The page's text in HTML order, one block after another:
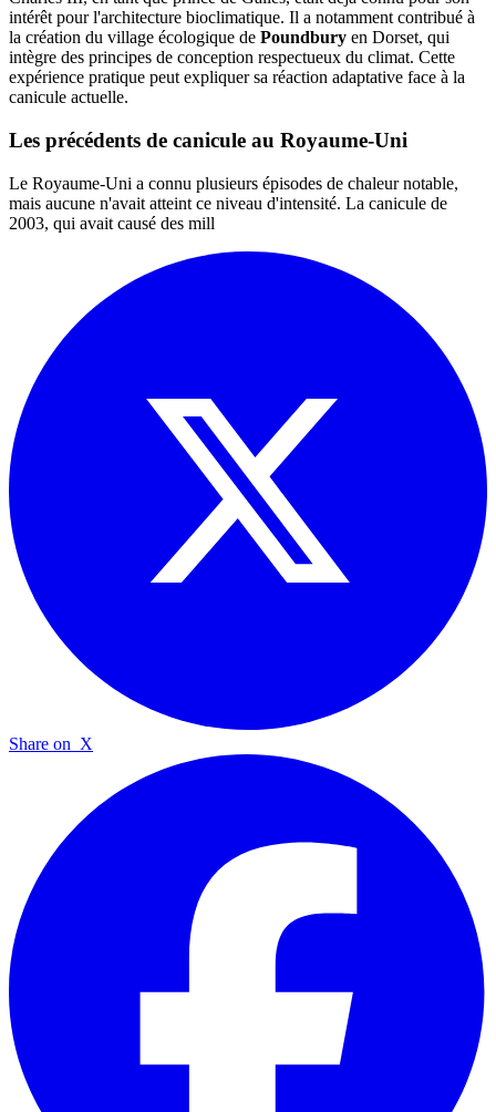
intérêt pour l'architecture bioclimatique. Il a notamment contribué à
la création du village écologique de Poundbury en Dorset, qui
intègre des principes de conception respectueux du climat. Cette
expérience pratique peut expliquer sa réaction adaptative face à la
canicule actuelle.
Les précédents de canicule au Royaume-Uni
Le Royaume-Uni a connu plusieurs épisodes de chaleur notable,
mais aucune n'avait atteint ce niveau d'intensité. La canicule de
2003, qui avait causé des mill
Share on X